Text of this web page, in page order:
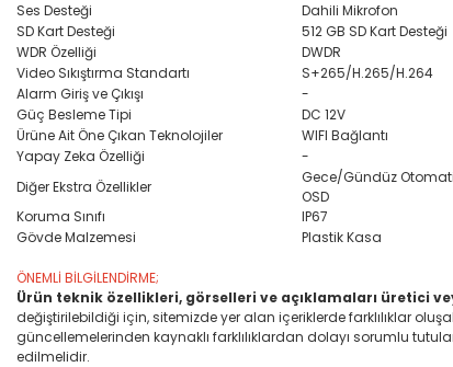
Ses Desteği
Dahili Mikrofon
SD Kart Desteği
512 GB SD Kart Desteği
WDR Özelliği
DWDR
Video Sıkıştırma Standartı
S+265/H.265/H.264
Alarm Giriş ve Çıkışı
-
Güç Besleme Tipi
DC 12V
Ürüne Ait Öne Çıkan Teknolojiler
WIFI Bağlantı
Yapay Zeka Özelliği
-
Diğer Ekstra Özellikler
Gece/Gündüz Otomatik
OSD
Koruma Sınıfı
IP67
Gövde Malzemesi
Plastik Kasa
ÖNEMLİ BİLGİLENDİRME;
Ürün teknik özellikleri, görselleri ve açıklamaları üretici
değiştirilebildiği için, sitemizde yer alan içeriklerde farklılıklar
güncellemelerinden kaynaklı farklılıklardan dolayı sorumlu
edilmelidir.